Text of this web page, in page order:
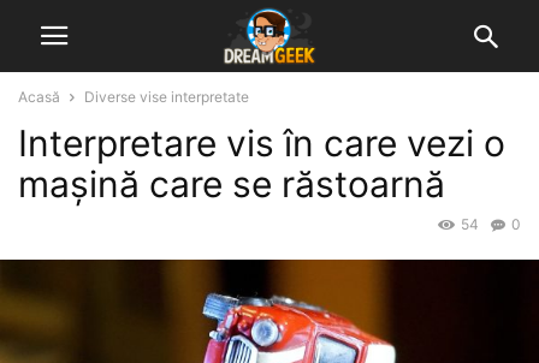
Acasă Diverse vise interpretate
Interpretare vis în care vezi o
mașină care se răstoarnă
0
54